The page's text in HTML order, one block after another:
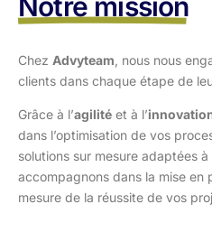
Chez Advyteam , nous nous
clients dans chaque étape de
Grâce à l’agilité et à l’
dans l’optimisation de vos
solutions sur mesure adaptées à
accompagnons dans la mise en
mesure de la réussite de vos